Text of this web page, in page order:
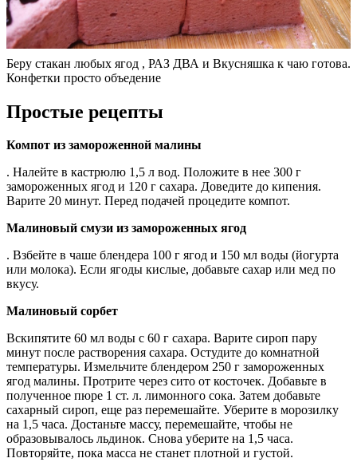
Беру стакан любых ягод , РАЗ ДВА и Вкусняшка к чаю готова.
Конфетки просто объедение
Простые рецепты
Компот из замороженной малины
. Налейте в кастрюлю 1,5 л вод. Положите в нее 300 г
замороженных ягод и 120 г сахара. Доведите до кипения.
Варите 20 минут. Перед подачей процедите компот.
Малиновый смузи из замороженных ягод
. Взбейте в чаше блендера 100 г ягод и 150 мл воды (йогурта
или молока). Если ягоды кислые, добавьте сахар или мед по
вкусу.
Малиновый сорбет
Вскипятите 60 мл воды с 60 г сахара. Варите сироп пару
минут после растворения сахара. Остудите до комнатной
температуры. Измельчите блендером 250 г замороженных
ягод малины. Протрите через сито от косточек. Добавьте в
полученное пюре 1 ст. л. лимонного сока. Затем добавьте
сахарный сироп, еще раз перемешайте. Уберите в морозилку
на 1,5 часа. Достаньте массу, перемешайте, чтобы не
образовывалось льдинок. Снова уберите на 1,5 часа.
Повторяйте, пока масса не станет плотной и густой.